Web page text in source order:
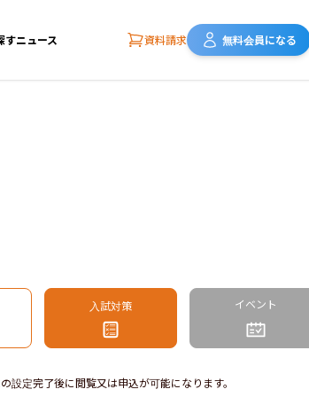
すニュース 資料請求 無料会員になる
入試対策 イベント
定完了後に閲覧又は申込が可能になります。